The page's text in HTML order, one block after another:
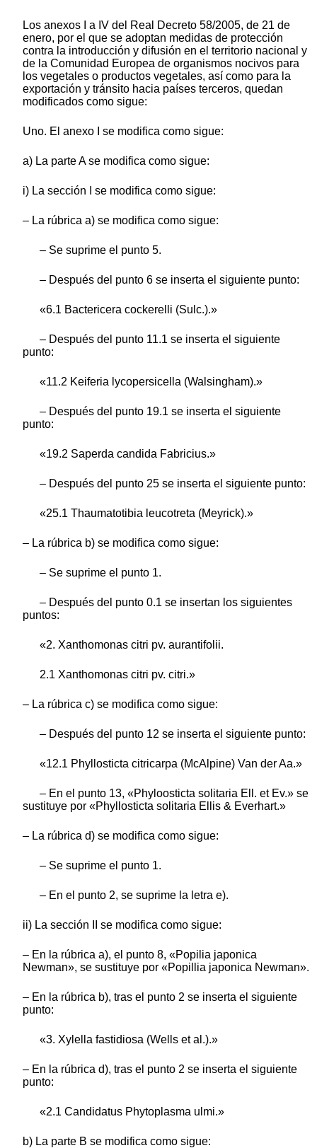
Los anexos I a IV del Real Decreto 58/2005, de 21 de
enero, por el que se adoptan medidas de protección
contra la introducción y difusión en el territorio nacional y
de la Comunidad Europea de organismos nocivos para
los vegetales o productos vegetales, así como para la
exportación y tránsito hacia países terceros, quedan
modificados como sigue:
Uno. El anexo I se modifica como sigue:
a) La parte A se modifica como sigue:
i) La sección I se modifica como sigue:
– La rúbrica a) se modifica como sigue:
– Se suprime el punto 5.
– Después del punto 6 se inserta el siguiente punto:
«6.1 Bactericera cockerelli (Sulc.).»
– Después del punto 11.1 se inserta el siguiente
punto:
«11.2 Keiferia lycopersicella (Walsingham).»
– Después del punto 19.1 se inserta el siguiente
punto:
«19.2 Saperda candida Fabricius.»
– Después del punto 25 se inserta el siguiente punto:
«25.1 Thaumatotibia leucotreta (Meyrick).»
– La rúbrica b) se modifica como sigue:
– Se suprime el punto 1.
– Después del punto 0.1 se insertan los siguientes
puntos:
«2. Xanthomonas citri pv. aurantifolii.
2.1 Xanthomonas citri pv. citri.»
– La rúbrica c) se modifica como sigue:
– Después del punto 12 se inserta el siguiente punto:
«12.1 Phyllosticta citricarpa (McAlpine) Van der Aa.»
– En el punto 13, «Phyloosticta solitaria Ell. et Ev.» se
sustituye por «Phyllosticta solitaria Ellis & Everhart.»
– La rúbrica d) se modifica como sigue:
– Se suprime el punto 1.
– En el punto 2, se suprime la letra e).
ii) La sección II se modifica como sigue:
– En la rúbrica a), el punto 8, «Popilia japonica
Newman», se sustituye por «Popillia japonica Newman».
– En la rúbrica b), tras el punto 2 se inserta el siguiente
punto:
«3. Xylella fastidiosa (Wells et al.).»
– En la rúbrica d), tras el punto 2 se inserta el siguiente
punto:
«2.1 Candidatus Phytoplasma ulmi.»
b) La parte B se modifica como sigue: